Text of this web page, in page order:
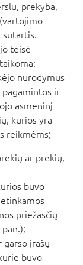
prekyba,
sutartis.
teisė
nurodymus
pagamintos ir
asmeninį
kurios yra
reikmėms;
ar prekių,
buvo
priežasčių
garso įrašų
buvo